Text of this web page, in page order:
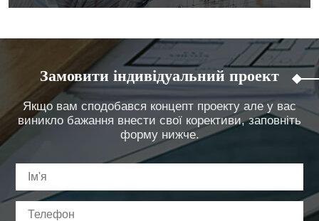
Замовити індивідуальний проект
Якщо вам сподобався концепт проекту але у вас
виникло бажання внести свої корективи, заповніть
форму нижче.